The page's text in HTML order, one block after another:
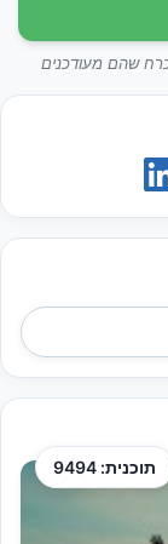
שהם מעודכנים
תוכנית: 9494